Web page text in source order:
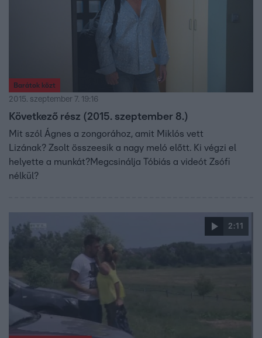
Barátok közt
2015. szeptember 7. 19:16
Következő rész (2015. szeptember 8.)
Mit szól Ágnes a zongorához, amit Miklós vett
Lizának? Zsolt összeesik a nagy meló előtt. Ki végzi el
helyette a munkát?Megcsinálja Tóbiás a videót Zsófi
nélkül?
2:11